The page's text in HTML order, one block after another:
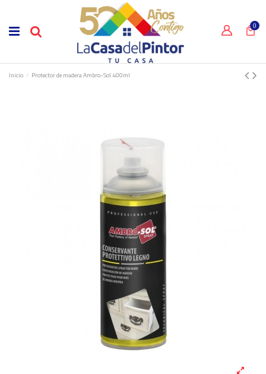
0
Inicio Protector de madera Ambro-Sol 400ml